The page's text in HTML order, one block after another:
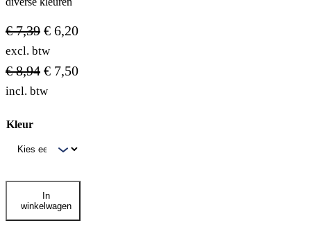
€7,39 € 6,20
excl. btw
€8,94 € 7,50
incl. btw
Kleur
Britax/Ermax
breedtelamp
lens
diverse
In
winkelwagen